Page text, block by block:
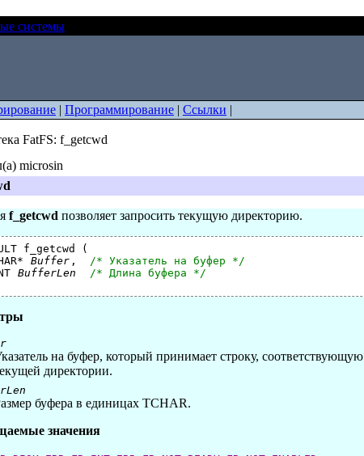
системы
| Программирование | Ссылки |
FatFS: f_getcwd
microsin
f_getcwd позволяет запросить текущую директорию.
f_getcwd (
Buffer ,
/* Указатель на буфер */
BufferLen
/* Длина буфера */
на буфер, который принимает строку, соответствующую
директории.
буфера в единицах TCHAR.
значения